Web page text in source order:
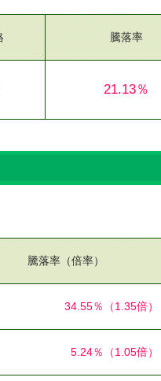
騰落率
21.13％
騰落率（倍率）
34.55％ （1.35倍）
5.24％ （1.05倍）